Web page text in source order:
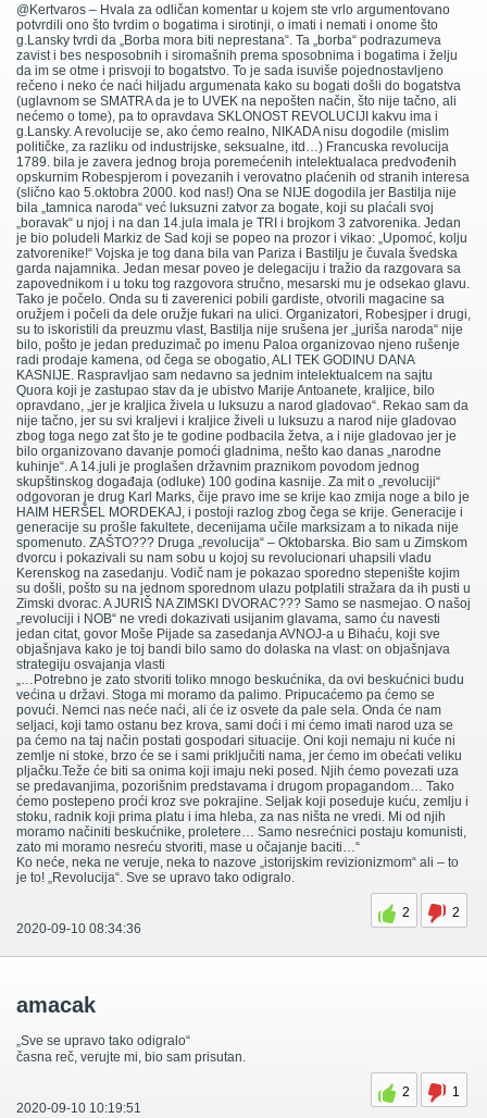
@Kertvaros – Hvala za odličan komentar u kojem ste vrlo argumentovano
potvrdili ono što tvrdim o bogatima i sirotinji, o imati i nemati i onome što
g.Lansky tvrdi da „Borba mora biti neprestana“. Ta „borba“ podrazumeva
zavist i bes nesposobnih i siromašnih prema sposobnima i bogatima i želju
da im se otme i prisvoji to bogatstvo. To je sada isuviše pojednostavljeno
rečeno i neko će naći hiljadu argumenata kako su bogati došli do bogatstva
(uglavnom se SMATRA da je to UVEK na nepošten način, što nije tačno, ali
nećemo o tome), pa to opravdava SKLONOST REVOLUCIJI kakvu ima i
g.Lansky. A revolucije se, ako ćemo realno, NIKADA nisu dogodile (mislim
političke, za razliku od industrijske, seksualne, itd…) Francuska revolucija
1789. bila je zavera jednog broja poremećenih intelektualaca predvođenih
opskurnim Robespjerom i povezanih i verovatno plaćenih od stranih interesa
(slično kao 5.oktobra 2000. kod nas!) Ona se NIJE dogodila jer Bastilja nije
bila „tamnica naroda“ već luksuzni zatvor za bogate, koji su plaćali svoj
„boravak“ u njoj i na dan 14.jula imala je TRI i brojkom 3 zatvorenika. Jedan
je bio poludeli Markiz de Sad koji se popeo na prozor i vikao: „Upomoć, kolju
zatvorenike!“ Vojska je tog dana bila van Pariza i Bastilju je čuvala švedska
garda najamnika. Jedan mesar poveo je delegaciju i tražio da razgovara sa
zapovednikom i u toku tog razgovora stručno, mesarski mu je odsekao glavu.
Tako je počelo. Onda su ti zaverenici pobili gardiste, otvorili magacine sa
oružjem i počeli da dele oružje fukari na ulici. Organizatori, Robesjper i drugi,
su to iskoristili da preuzmu vlast, Bastilja nije srušena jer „juriša naroda“ nije
bilo, pošto je jedan preduzimač po imenu Paloa organizovao njeno rušenje
radi prodaje kamena, od čega se obogatio, ALI TEK GODINU DANA
KASNIJE. Raspravljao sam nedavno sa jednim intelektualcem na sajtu
Quora koji je zastupao stav da je ubistvo Marije Antoanete, kraljice, bilo
opravdano, „jer je kraljica živela u luksuzu a narod gladovao“. Rekao sam da
nije tačno, jer su svi kraljevi i kraljice živeli u luksuzu a narod nije gladovao
zbog toga nego zat što je te godine podbacila žetva, a i nije gladovao jer je
bilo organizovano davanje pomoći gladnima, nešto kao danas „narodne
kuhinje“. A 14.juli je proglašen državnim praznikom povodom jednog
skupštinskog događaja (odluke) 100 godina kasnije. Za mit o „revoluciji“
odgovoran je drug Karl Marks, čije pravo ime se krije kao zmija noge a bilo je
HAIM HERŠEL MORDEKAJ, i postoji razlog zbog čega se krije. Generacije i
generacije su prošle fakultete, decenijama učile marksizam a to nikada nije
spomenuto. ZAŠTO??? Druga „revolucija“ – Oktobarska. Bio sam u Zimskom
dvorcu i pokazivali su nam sobu u kojoj su revolucionari uhapsili vladu
Kerenskog na zasedanju. Vodič nam je pokazao sporedno stepenište kojim
su došli, pošto su na jednom sporednom ulazu potplatili stražara da ih pusti u
Zimski dvorac. A JURIŠ NA ZIMSKI DVORAC??? Samo se nasmejao. O našoj
„revoluciji i NOB“ ne vredi dokazivati usijanim glavama, samo ću navesti
jedan citat, govor Moše Pijade sa zasedanja AVNOJ-a u Bihaću, koji sve
objašnjava kako je toj bandi bilo samo do dolaska na vlast: on objašnjava
strategiju osvajanja vlasti
„…Potrebno je zato stvoriti toliko mnogo beskućnika, da ovi beskućnici budu
većina u državi. Stoga mi moramo da palimo. Pripucaćemo pa ćemo se
povući. Nemci nas neće naći, ali će iz osvete da pale sela. Onda će nam
seljaci, koji tamo ostanu bez krova, sami doći i mi ćemo imati narod uza se
pa ćemo na taj način postati gospodari situacije. Oni koji nemaju ni kuće ni
zemlje ni stoke, brzo će se i sami priključiti nama, jer ćemo im obećati veliku
pljačku.Teže će biti sa onima koji imaju neki posed. Njih ćemo povezati uza
se predavanjima, pozorišnim predstavama i drugom propagandom… Tako
ćemo postepeno proći kroz sve pokrajine. Seljak koji poseduje kuću, zemlju i
stoku, radnik koji prima platu i ima hleba, za nas ništa ne vredi. Mi od njih
moramo načiniti beskućnike, proletere… Samo nesrećnici postaju komunisti,
zato mi moramo nesreću stvoriti, mase u očajanje baciti…“
Ko neće, neka ne veruje, neka to nazove „istorijskim revizionizmom“ ali – to
je to! „Revolucija“. Sve se upravo tako odigralo.
2
2
2020-09-10 08:34:36
amacak
„Sve se upravo tako odigralo“
časna reč, verujte mi, bio sam prisutan.
2
1
2020-09-10 10:19:51